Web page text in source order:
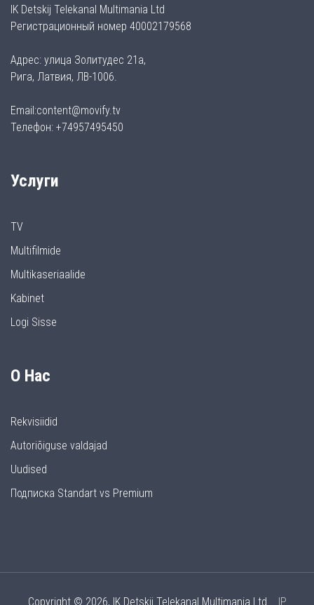
IK Detskij Telekanal Multimania Ltd
Регистрационный номер 40002179568
Адрес: улица Золитудес 21а,
Рига, Латвия, ЛВ-1006.
Email:content@movify.tv
Телефон: +74957495450
Услуги
TV
Multifilmide
Multikaseriaalide
Kabinet
Logi Sisse
О Нас
Rekvisiidid
Autoriõiguse valdajad
Uudised
Подписка Standart vs Premium
Copyright © 2026, IK Detskij Telekanal Multimania Ltd IP